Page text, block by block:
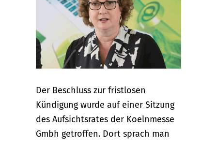
Der Beschluss zur fristlosen
Kündigung wurde auf einer Sitzung
des Aufsichtsrates der Koelnmesse
Gmbh getroffen. Dort sprach man